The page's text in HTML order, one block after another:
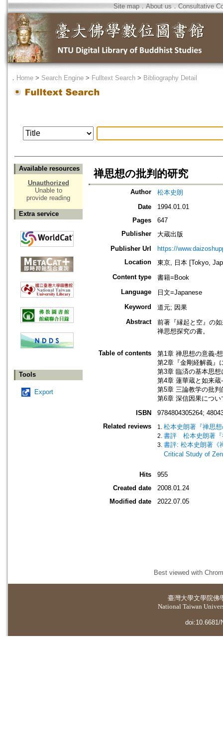
Site map．About us ． Consultative
． Home > Search Engine > Fulltext Search > Bibliography Detail
Available resources
Unauthorized
Unable to
provide reading
Extra service
Tools
Export
禅思想の批判的研究
Author
松本史朗
Date
1994.01.01
Pages
647
Publisher
大蔵出版
Publisher Url
https://
Location
東京, 日本 [Tokyo,
Content type
書籍=Book
Language
日文=Japanese
Keyword
道元; 因果
Abstract
前著『縁起と空』の
禅思想探究の書。
Table of contents
第1章 禅思想の意義-
第2章『金剛経解義』
第3章 臨済の基本思
第4章 蓮華蔵と如来
第5章 三論教学の批
第6章 深信因果につ
ISBN
9784804305264;
Related reviews
松本史朗著『禅思
書評 松本史朗著『
書評: 松本史朗著《
Critical Study of
Hits
955
Created date
2008.01.24
Modified date
2022.07.05
Best viewed with
臺灣大學文學院佛
National Taiwan
doi:10.6681/